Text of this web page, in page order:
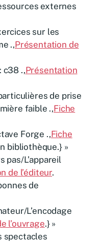
externes
sur les
.,Présentation de
c38 .,Présentation
de prise
faible .,Fiche
Forge .,Fiche
bibliothèque.} »
pas/L’appareil
de l’éditeur.
de
L’encodage
l’ouvrage.} »
spectacles